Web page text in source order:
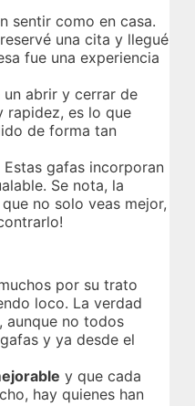
sentir como en casa.
una cita y llegué
fue una experiencia
un abrir y cerrar de
rapidez, es lo que
de forma tan
gafas incorporan
Se nota, la
no solo veas mejor,
por su trato
loco. La verdad
aunque no todos
y ya desde el
y que cada
hay quienes han